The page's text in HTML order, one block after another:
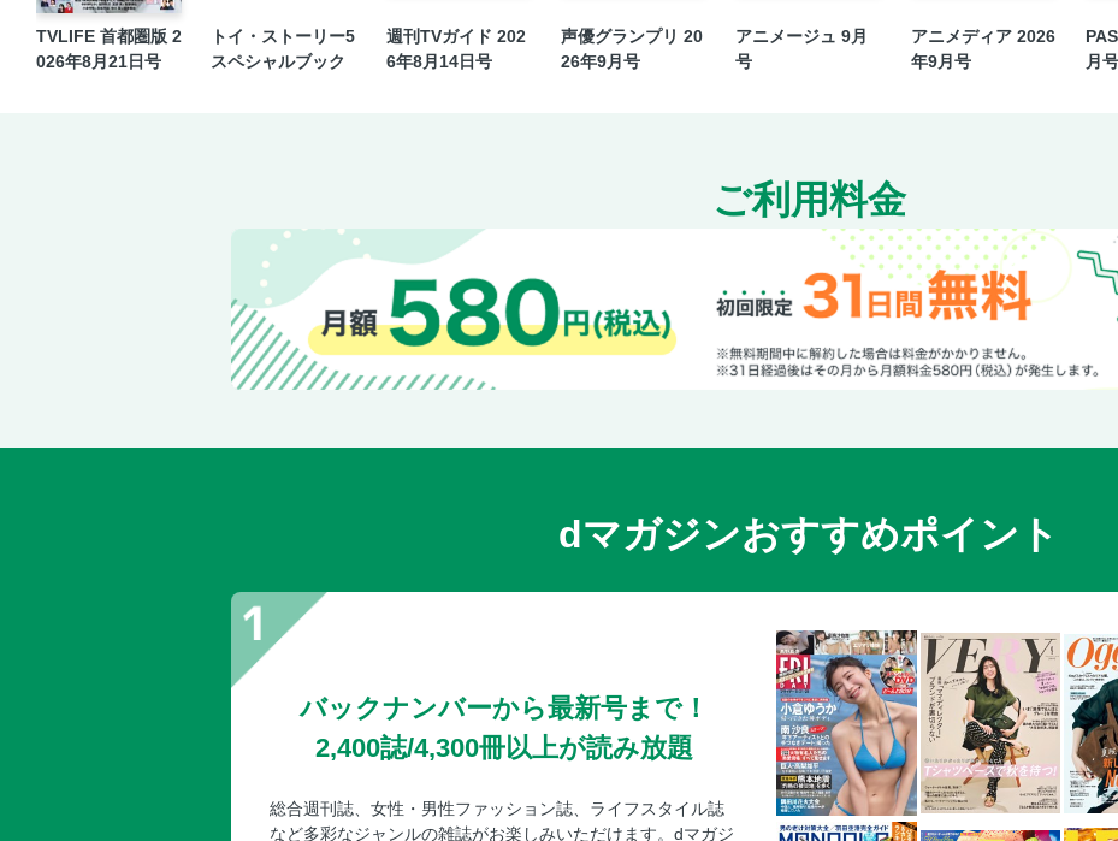
お化け友の会通信 from 怪と幽 ［インタビュー］荒
佐渡島庸平「編集者の顔が見てみたい!!」
次号予告
鈴木涼美「めめSHEやつら」
TVLIFE 首都圏版 2
026年8月21日号
トイ・ストーリー5
スペシャルブック
週刊TVガイド 202
6年8月14日号
声優グランプリ 20
26年9月号
アニメージュ 9月
号
アニメディア 2026
年9月号
月号
ご利用料金
dマガジンおすすめポイント
バックナンバーから最新号まで！
2,400誌/4,300冊以上が読み放題
総合週刊誌、女性・男性ファッション誌、ライフスタイル誌
など多彩なジャンルの雑誌がお楽しみいただけます。dマガジ